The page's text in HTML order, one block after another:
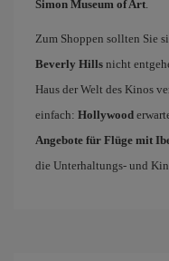
Simon Museum of Art.
Zum Shoppen sollten Sie
Beverly Hills nicht
Haus der Welt des Kinos
einfach: Hollywood
Angebote für Flüge mit
die Unterhaltungs- und